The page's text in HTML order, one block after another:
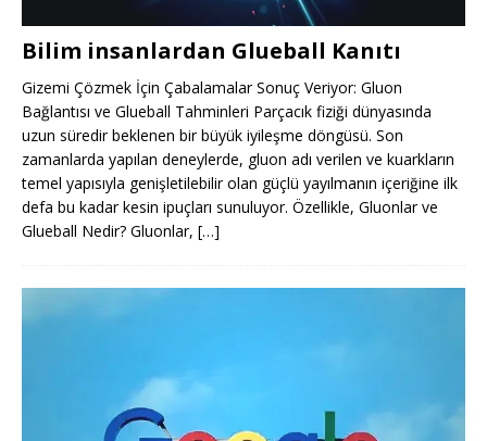
Bilim insanlardan Glueball Kanıtı
Gizemi Çözmek İçin Çabalamalar Sonuç Veriyor: Gluon
Bağlantısı ve Glueball Tahminleri Parçacık fiziği dünyasında
uzun süredir beklenen bir büyük iyileşme döngüsü. Son
zamanlarda yapılan deneylerde, gluon adı verilen ve kuarkların
temel yapısıyla genişletilebilir olan güçlü yayılmanın içeriğine ilk
defa bu kadar kesin ipuçları sunuluyor. Özellikle, Gluonlar ve
Glueball Nedir? Gluonlar, […]